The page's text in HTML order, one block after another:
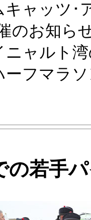
キャッツ･
のお知ら
ャルト
ーフマラ
の若手